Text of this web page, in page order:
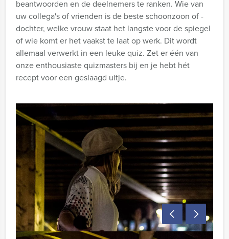
beantwoorden en de deelnemers te ranken. Wie van
uw collega's of vrienden is de beste schoonzoon of -
dochter, welke vrouw staat het langste voor de spiegel
of wie komt er het vaakst te laat op werk. Dit wordt
allemaal verwerkt in een leuke quiz. Zet er één van
onze enthousiaste quizmasters bij en je hebt hét
recept voor een geslaagd uitje.